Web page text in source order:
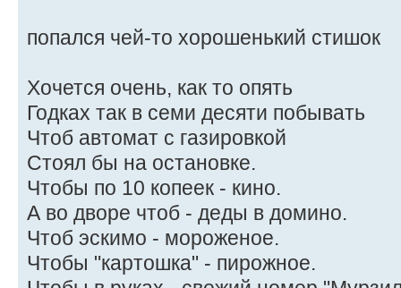
попался чей-то хорошенький стишок
Хочется очень, как то опять
Годках так в семи десяти побывать
Чтоб автомат с газировкой
Стоял бы на остановке.
Чтобы по 10 копеек - кино.
А во дворе чтоб - деды в домино.
Чтоб эскимо - мороженое.
Чтобы "картошка" - пирожное.